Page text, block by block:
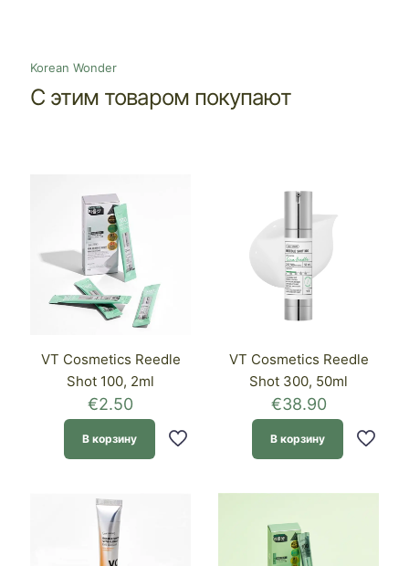
Korean Wonder
С этим товаром покупают
VT Cosmetics Reedle
Shot 100, 2ml
€2.50
В корзину
VT Cosmetics Reedle
Shot 300, 50ml
€38.90
В корзину